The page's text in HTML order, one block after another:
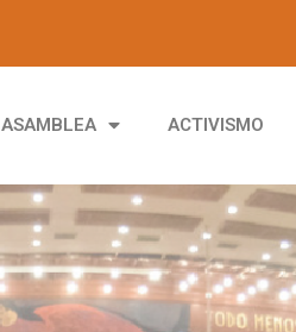
ASAMBLEA ACTIVISMO